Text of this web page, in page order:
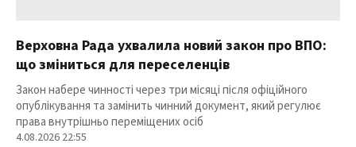
Верховна Рада ухвалила новий закон про ВПО:
що зміниться для переселенців
Закон набере чинності через три місяці після офіційного
опублікування та замінить чинний документ, який регулює
права внутрішньо переміщених осіб
4.08.2026 22:55